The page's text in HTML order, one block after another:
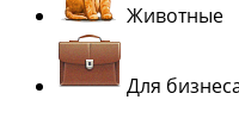
Животные
Для